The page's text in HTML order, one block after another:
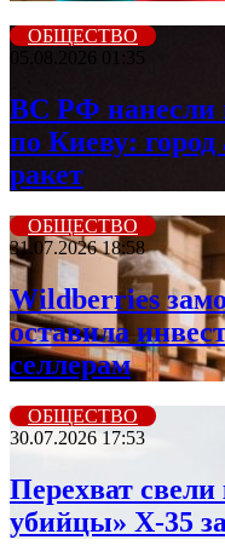
ОБЩЕСТВО
05.08.2026 01:35
ВС РФ нанесли
по Киеву: город
ракет
ОБЩЕСТВО
31.07.2026 18:58
Wildberriеs
оставила
селлерам
ОБЩЕСТВО
30.07.2026 17:53
Перехват
убийцы» X-35